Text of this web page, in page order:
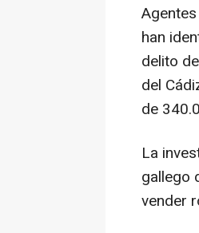
han
delito
del
de
La
gallego
vender